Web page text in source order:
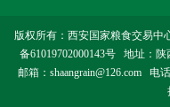
版权所有：西安国家粮食交易中
备61019702000143号地址：陕
邮箱：shaangrain@126.com 电